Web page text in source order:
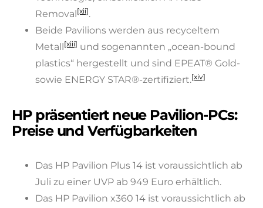
Removal[xii].
Beide Pavilions werden aus recyceltem
Metall[xiii] und sogenannten „ocean-bound
plastics“ hergestellt und sind EPEAT® Gold-
sowie ENERGY STAR®-zertifiziert.[xiv]
HP präsentiert neue Pavilion-PCs:
Preise und Verfügbarkeiten
Das HP Pavilion Plus 14 ist voraussichtlich ab
Juli zu einer UVP ab 949 Euro erhältlich.
Das HP Pavilion x360 14 ist voraussichtlich ab